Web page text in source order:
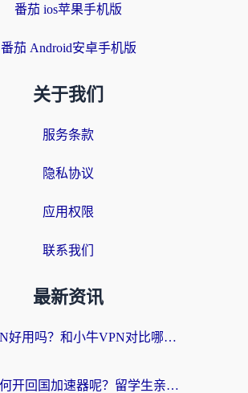
番茄 ios苹果手机版
番茄 Android安卓手机版
关于我们
服务条款
隐私协议
应用权限
联系我们
最新资讯
Malus VPN好用吗？和小牛VPN对比哪个回国效果更好？海外党亲测实用指南
在国外如何开回国加速器呢？留学生亲测的无缝访问国内资源指南